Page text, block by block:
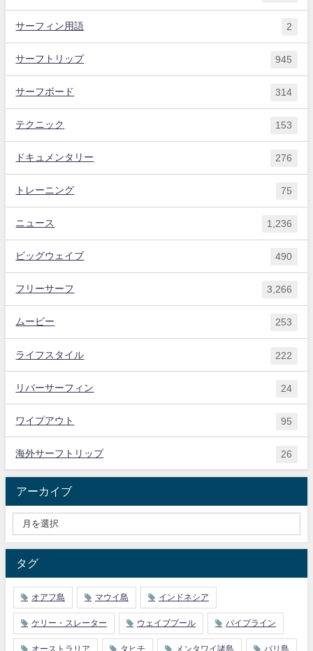
サーフィン用語 2
サーフトリップ 945
サーフボード 314
テクニック 153
ドキュメンタリー 276
トレーニング 75
ニュース 1,236
ビッグウェイブ 490
フリーサーフ 3,266
ムービー 253
ライフスタイル 222
リバーサーフィン 24
ワイプアウト 95
海外サーフトリップ 26
アーカイブ
タグ
オアフ島 マウイ島 インドネシア
ケリー・スレーター ウェイブプール パイプライン
オーストラリア タヒチ メンタワイ諸島 バリ島